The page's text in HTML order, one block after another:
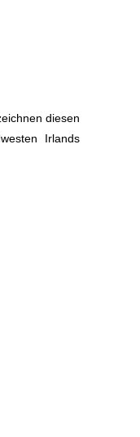
diesen
Irlands